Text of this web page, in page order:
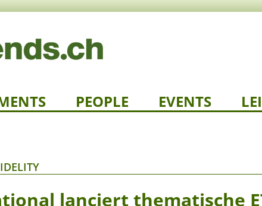
PEOPLE EVENTS
lanciert thematische